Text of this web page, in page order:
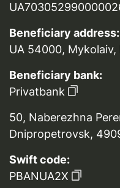
Beneficiary address:
UA 54000, Mykolaiv,
Beneficiary bank:
Privatbank
50, Naberezhna
Dnipropetrovsk,
Swift code:
PBANUA2X